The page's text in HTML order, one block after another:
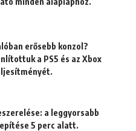
erősebb konzol?
a PS5 és az Xbox
a leggyorsabb
5 perc alatt.